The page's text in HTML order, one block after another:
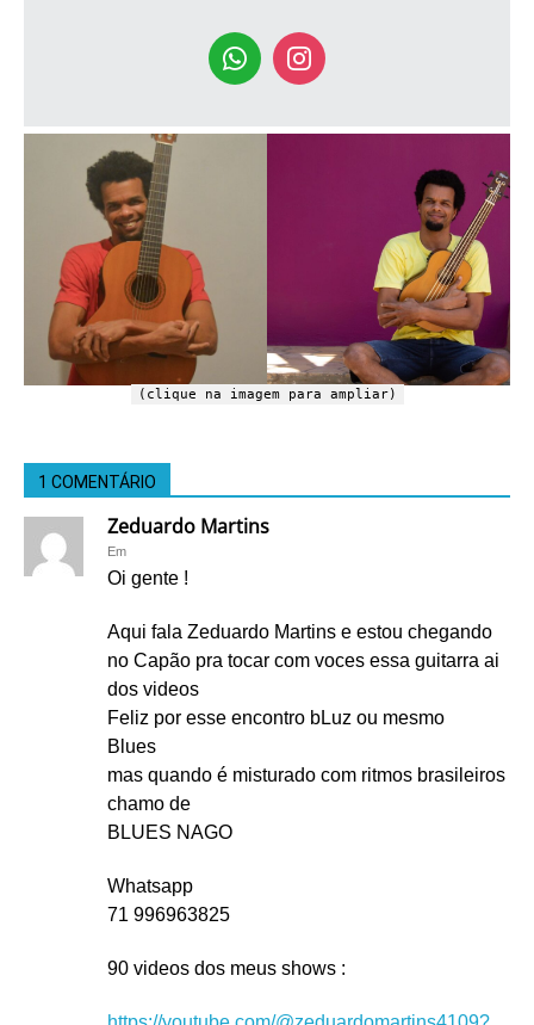
(clique na imagem para ampliar)
1 COMENTÁRIO
Zeduardo Martins
Em
Oi gente !
Aqui fala Zeduardo Martins e estou chegando
no Capão pra tocar com voces essa guitarra ai
dos videos
Feliz por esse encontro bLuz ou mesmo
Blues
mas quando é misturado com ritmos brasileiros
chamo de
BLUES NAGO
Whatsapp
71 996963825
90 videos dos meus shows :